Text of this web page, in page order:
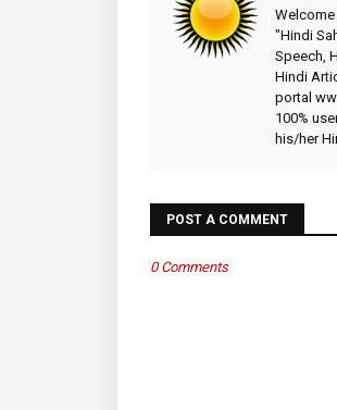
"Hindi
Speech,
Hindi
portal
100%
his/her
POST A COMMENT
0 Comments